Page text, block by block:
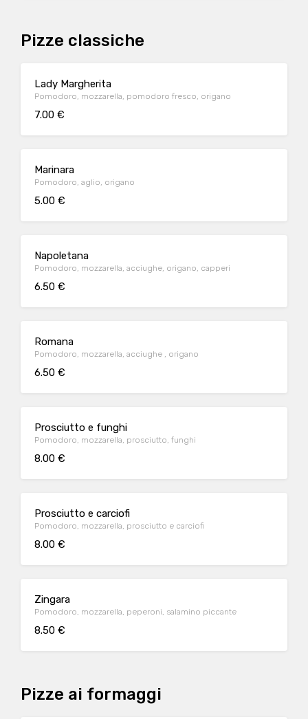
Pizze classiche
Lady Margherita
Pomodoro, mozzarella, pomodoro fresco, origano
7.00 €
Marinara
Pomodoro, aglio, origano
5.00 €
Napoletana
Pomodoro, mozzarella, acciughe, origano, capperi
6.50 €
Romana
Pomodoro, mozzarella, acciughe , origano
6.50 €
Prosciutto e funghi
Pomodoro, mozzarella, prosciutto, funghi
8.00 €
Prosciutto e carciofi
Pomodoro, mozzarella, prosciutto e carciofi
8.00 €
Zingara
Pomodoro, mozzarella, peperoni, salamino piccante
8.50 €
Pizze ai formaggi